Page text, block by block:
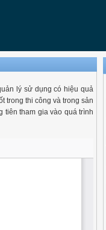
lý sử dụng có hiệu quả
trong thi công và trong sản
tiên tham gia vào quá trình